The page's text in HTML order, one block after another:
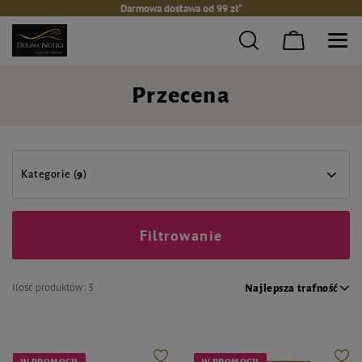
Darmowa dostawa od 99 zł*
Przecena
Kategorie (9)
Ilość produktów: 3 Najlepsza trafność
Filtrowanie